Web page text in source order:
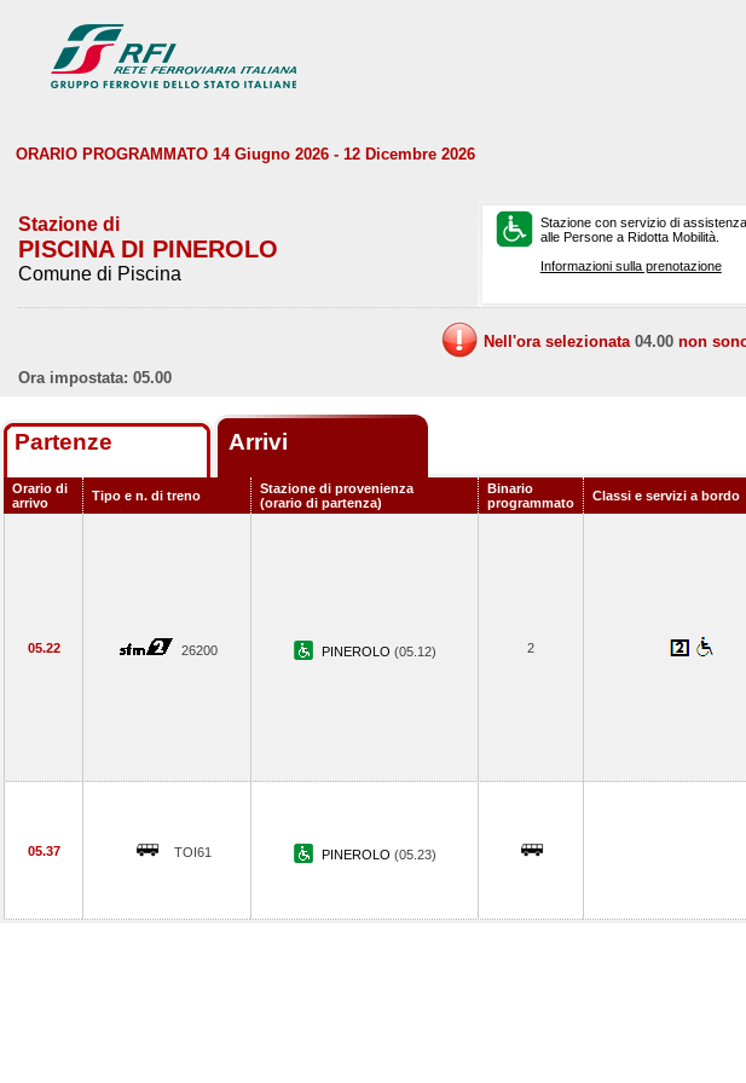
ORARIO PROGRAMMATO 14 Giugno 2026 - 12 Dicembre 2026
Stazione di
PISCINA DI PINEROLO
Comune di Piscina
Stazione con servizio di assistenza
alle Persone a Ridotta Mobilità.
Informazioni sulla prenotazione
Nell'ora selezionata 04.00 non
Ora impostata: 05.00
Partenze Arrivi
Orario di
arrivo
Tipo e n. di treno
Stazione di provenienza
(orario di partenza)
Binario
programmato
Classi e servizi a bordo
05.22 26200 PINEROLO (05.12) 2
05.37 TOI61 PINEROLO (05.23)